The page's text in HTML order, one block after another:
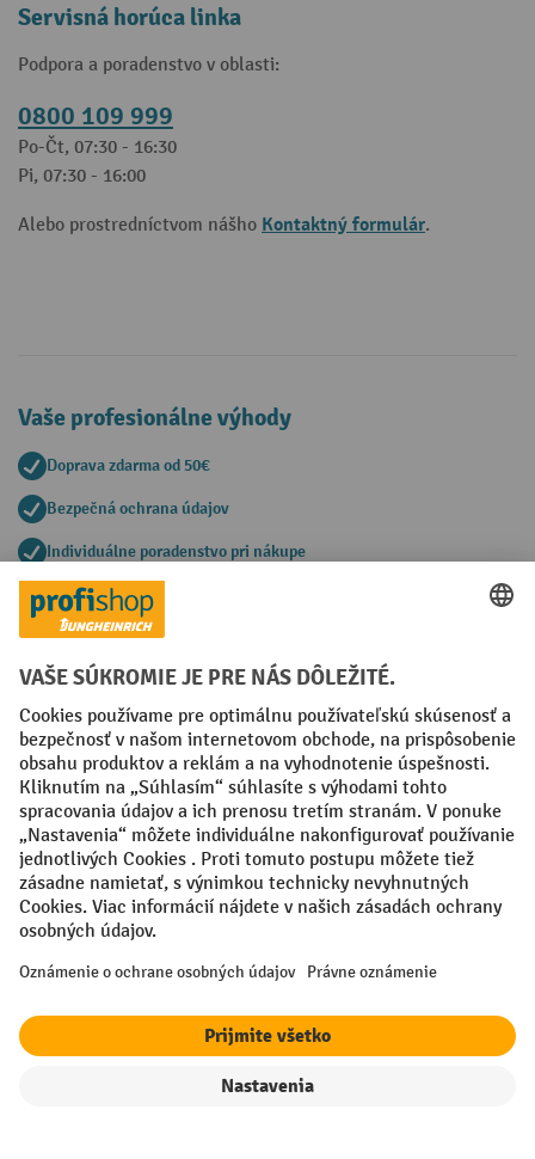
Servisná horúca linka
Podpora a poradenstvo v oblasti:
0800 109 999
Po-Čt, 07:30 - 16:30
Pi, 07:30 - 16:00
Alebo prostredníctvom nášho Kontaktný formulár.
Vaše profesionálne výhody
Doprava zdarma od 50€
Bezpečná ochrana údajov
Individuálne poradenstvo pri nákupe
Spôsoby platby
Faktúra Predplatba
Sociálne siete
Facebook
YouTube
LinkedIn
Nastavenia ochrany osobných údajov
All prices excl. VAT plus shipping costsand possible delivery charges,
if not stated otherwise.